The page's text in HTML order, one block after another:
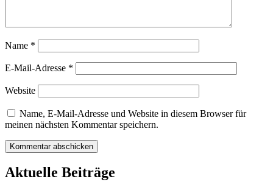
Name *
E-Mail-Adresse *
Website
Name, E-Mail-Adresse und Website in diesem Browser für
meinen nächsten Kommentar speichern.
Aktuelle Beiträge